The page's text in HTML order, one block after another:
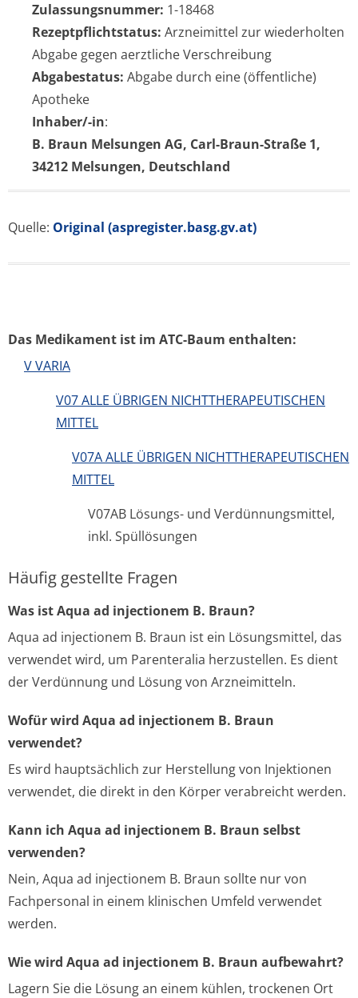
Zulassungsnummer: 1-18468
Rezeptpflichtstatus: Arzneimittel zur wiederholten
Abgabe gegen aerztliche Verschreibung
Abgabestatus: Abgabe durch eine (öffentliche)
Apotheke
Inhaber/-in:
B. Braun Melsungen AG, Carl-Braun-Straße 1,
34212 Melsungen, Deutschland
Quelle: Original (aspregister.basg.gv.at)
Das Medikament ist im ATC-Baum enthalten:
V VARIA
V07 ALLE ÜBRIGEN NICHTTHERAPEUTISCHEN
MITTEL
V07A ALLE ÜBRIGEN NICHTTHERAPEUTISCHEN
MITTEL
V07AB Lösungs- und Verdünnungsmittel,
inkl. Spüllösungen
Häufig gestellte Fragen
Was ist Aqua ad injectionem B. Braun?
Aqua ad injectionem B. Braun ist ein Lösungsmittel, das
verwendet wird, um Parenteralia herzustellen. Es dient
der Verdünnung und Lösung von Arzneimitteln.
Wofür wird Aqua ad injectionem B. Braun
verwendet?
Es wird hauptsächlich zur Herstellung von Injektionen
verwendet, die direkt in den Körper verabreicht werden.
Kann ich Aqua ad injectionem B. Braun selbst
verwenden?
Nein, Aqua ad injectionem B. Braun sollte nur von
Fachpersonal in einem klinischen Umfeld verwendet
werden.
Wie wird Aqua ad injectionem B. Braun aufbewahrt?
Lagern Sie die Lösung an einem kühlen, trockenen Ort